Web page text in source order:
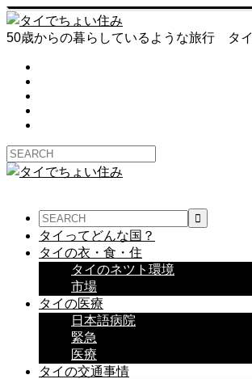
50歳からの暮らしているような旅行 タイ
タイってどんな国？
タイの衣・食・住
タイのネツト環境
市場
タイの医療
日本語病院
緊急
医療
タイの交通事情